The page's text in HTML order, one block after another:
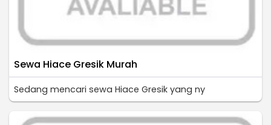
Sewa Hiace Gresik Murah
Sedang mencari sewa Hiace Gresik yang ny